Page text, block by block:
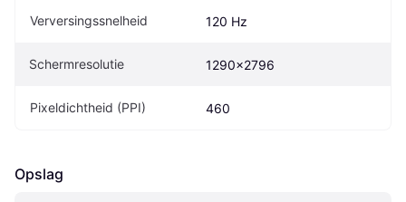
Verversingssnelheid 120 Hz
Schermresolutie 1290x2796
Pixeldichtheid (PPI) 460
Opslag